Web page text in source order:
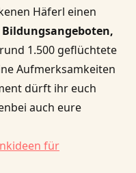
Häferl einen
Bildungsangeboten,
1.500 geflüchtete
Aufmerksamkeiten
dürft ihr euch
auch eure
für